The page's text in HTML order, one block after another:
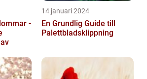
-
14 januari 2024
En Grundlig Guide till
Palettbladsklippning